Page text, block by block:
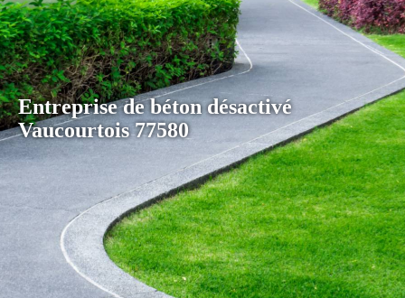
Entreprise de béton désactivé
Vaucourtois 77580